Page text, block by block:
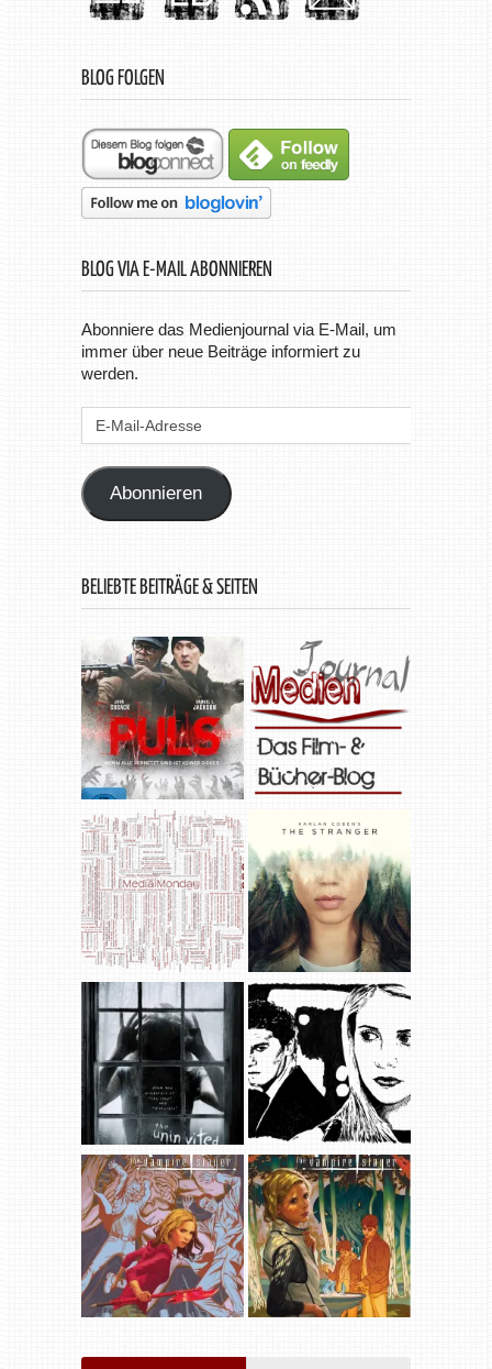
BLOG FOLGEN
BLOG VIA E-MAIL ABONNIEREN
Abonniere das Medienjournal via E-Mail, um
immer über neue Beiträge informiert zu
werden.
Abonnieren
BELIEBTE BEITRÄGE & SEITEN